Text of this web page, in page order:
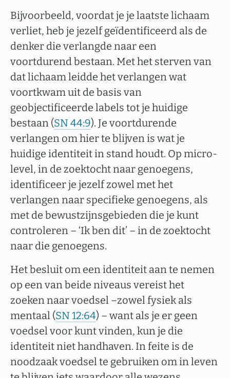
Bijvoorbeeld, voordat je je laatste lichaam
verliet, heb je jezelf geïdentificeerd als de
denker die verlangde naar een
voortdurend bestaan. Met het sterven van
dat lichaam leidde het verlangen wat
voortkwam uit de basis van
geobjectificeerde labels tot je huidige
bestaan (SN 44:9). Je voortdurende
verlangen om hier te blijven is wat je
huidige identiteit in stand houdt. Op micro-
level, in de zoektocht naar genoegens,
identificeer je jezelf zowel met het
verlangen naar specifieke genoegens, als
met de bewustzijnsgebieden die je kunt
controleren – ‘Ik ben dit’ – in de zoektocht
naar die genoegens.
Het besluit om een identiteit aan te nemen
op een van beide niveaus vereist het
zoeken naar voedsel –zowel fysiek als
mentaal (SN 12:64) – want als je er geen
voedsel voor kunt vinden, kun je die
identiteit niet handhaven. In feite is de
noodzaak voedsel te gebruiken om in leven